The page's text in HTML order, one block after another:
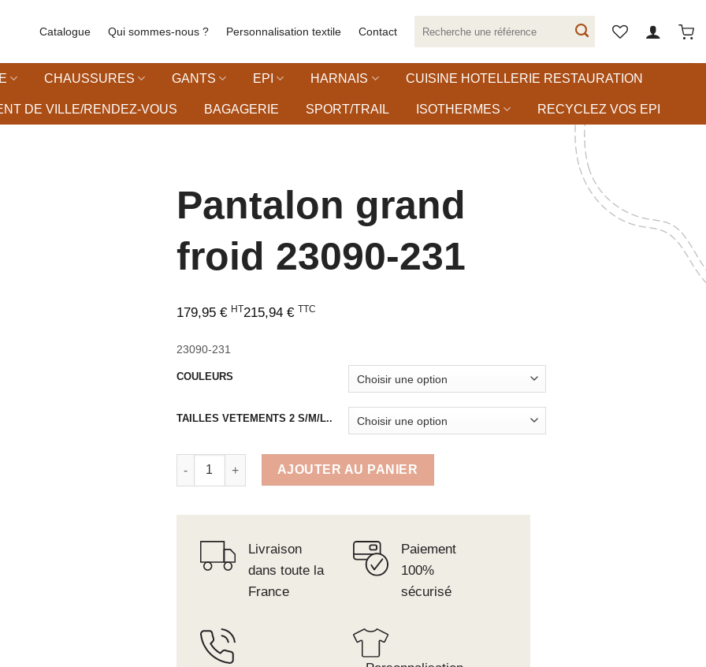
Catalogue Qui sommes-nous ? Personnalisation textile Contact
pour :
CHAUSSURES GANTS EPI HARNAIS CUISINE HOTELLERIE RESTAURATION
DE VILLE/RENDEZ-VOUS BAGAGERIE SPORT/TRAIL ISOTHERMES RECYCLEZ VOS EPI
Pantalon grand
froid 23090-231
179,95 € HT215,94 € TTC
23090-231
COULEURS
TAILLES VETEMENTS 2 S/M/L..
quantité de Pantalon grand froid 23090-231
AJOUTER AU PANIER
Livraison
dans toute la
France
Paiement
100%
sécurisé